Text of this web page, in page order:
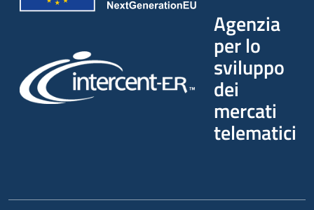
Agenzia
per lo
sviluppo
dei
mercati
telematici